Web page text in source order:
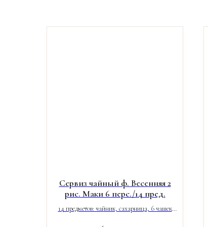
Сервиз чайный ф. Весенняя 2
рис. Маки 6 перс./14 пред.
14 предметов: чайник, сахарница, 6 чашек